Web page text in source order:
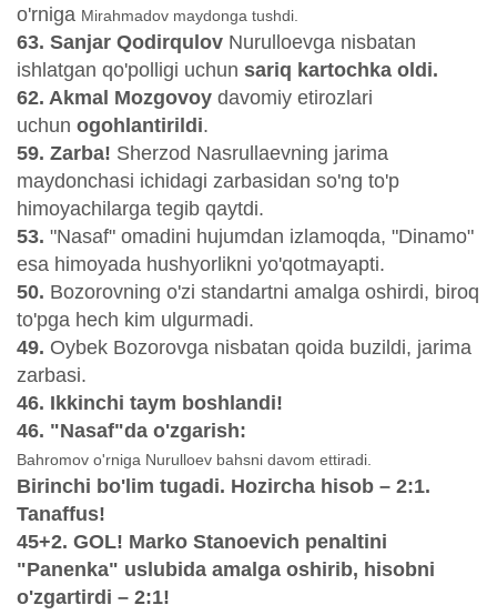
o'rniga Mirahmadov maydonga tushdi.
63. Sanjar Qodirqulov Nurulloevga nisbatan
ishlatgan qo'polligi uchun sariq kartochka oldi.
62. Akmal Mozgovoy davomiy etirozlari
uchun ogohlantirildi.
59. Zarba! Sherzod Nasrullaevning jarima
maydonchasi ichidagi zarbasidan so'ng to'p
himoyachilarga tegib qaytdi.
53. "Nasaf" omadini hujumdan izlamoqda, "Dinamo"
esa himoyada hushyorlikni yo'qotmayapti.
50. Bozorovning o'zi standartni amalga oshirdi, biroq
to'pga hech kim ulgurmadi.
49. Oybek Bozorovga nisbatan qoida buzildi, jarima
zarbasi.
46. Ikkinchi taym boshlandi!
46. "Nasaf"da o'zgarish:
Bahromov o'rniga Nurulloev bahsni davom ettiradi.
Birinchi bo'lim tugadi. Hozircha hisob – 2:1.
Tanaffus!
45+2. GOL! Marko Stanoevich penaltini
"Panenka" uslubida amalga oshirib, hisobni
o'zgartirdi – 2:1!